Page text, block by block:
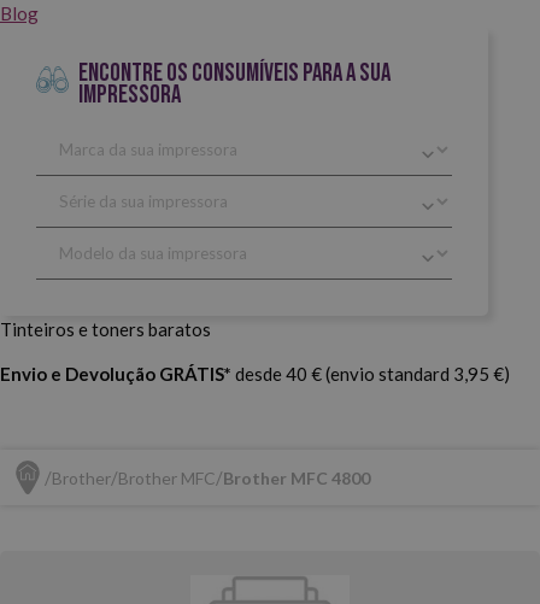
Blog
ENCONTRE OS CONSUMÍVEIS PARA A SUA
IMPRESSORA
Tinteiros e toners baratos
Envio e Devolução GRÁTIS* desde 40 € (envio standard 3,95 €)
Brother Brother MFC Brother MFC 4800